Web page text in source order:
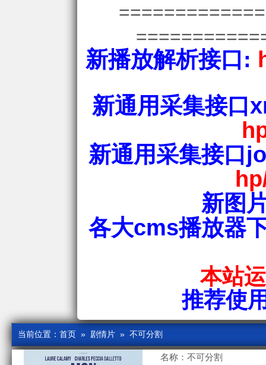
新播放解析接口:
新通用采集接口
新通用采集接口
新图
各大cms播放器
本站
推荐使
当前位置： 首页 » 剧情片 » 不可分割
名称：不可分割